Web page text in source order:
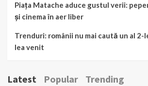
Piața Matache aduce gustul verii:
și cinema în aer liber
Trenduri: românii nu mai caută un al 2-
lea venit
Latest Popular Trending